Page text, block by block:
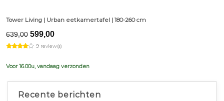
Tower Living | Urban eetkamertafel | 180-260 cm
639,00 Original
price
was:
599,00Current
is:
9 review(s)
Voor 16.00u, vandaag verzonden
Recente berichten